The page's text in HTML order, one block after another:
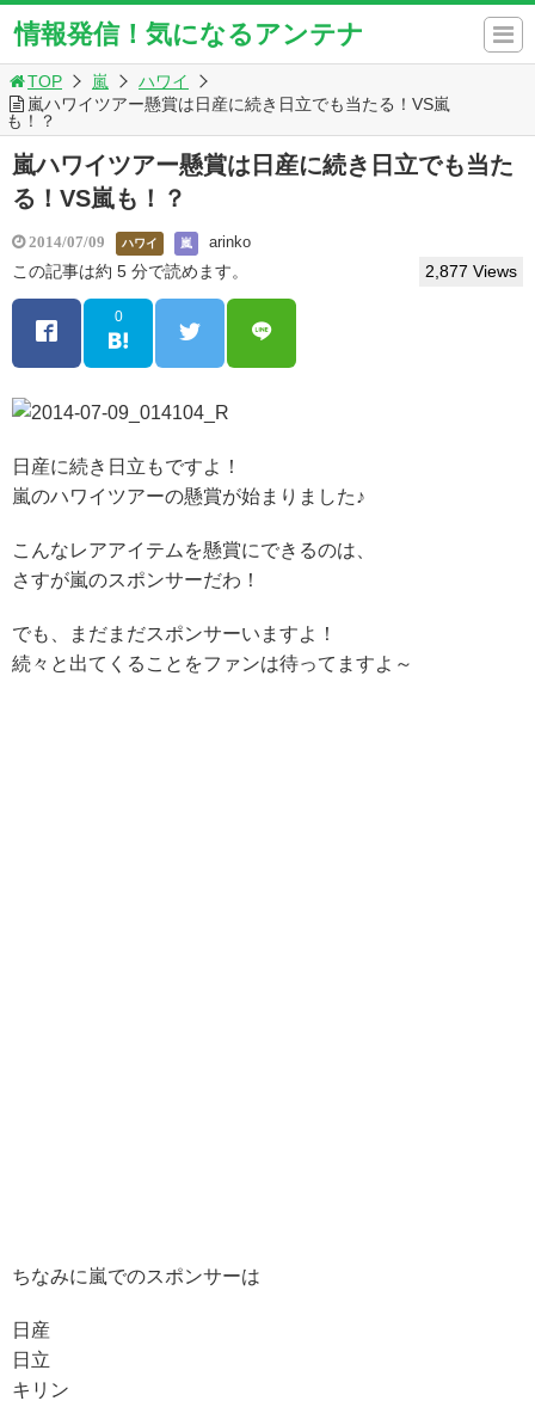
情報発信！気になるアンテナ
TOP 嵐
ハワイ
嵐ハワイツアー懸賞は日産に続き日立でも当たる！VS嵐
も！？
嵐ハワイツアー懸賞は日産に続き日立でも当た
る！VS嵐も！？
2014/07/09 ハワイ 嵐 arinko
この記事は約 5 分で読めます。 2,877 Views
0
日産に続き日立もですよ！
嵐のハワイツアーの懸賞が始まりました♪
こんなレアアイテムを懸賞にできるのは、
さすが嵐のスポンサーだわ！
でも、まだまだスポンサーいますよ！
続々と出てくることをファンは待ってますよ～
ちなみに嵐でのスポンサーは
日産
日立
キリン